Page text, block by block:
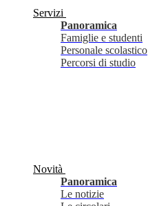
Servizi
Panoramica
Famiglie e studenti
Personale scolastico
Percorsi di studio
Novità
Panoramica
Le notizie